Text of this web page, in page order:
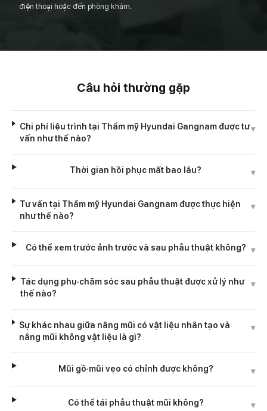
điện thoại hoặc đến phòng khám.
Câu hỏi thường gặp
Chi phí liệu trình tại Thẩm mỹ Hyundai Gangnam được tư
vấn như thế nào?
▾
Thời gian hồi phục mất bao lâu? ▾
Tư vấn tại Thẩm mỹ Hyundai Gangnam được thực hiện
như thế nào?
▾
Có thể xem trước ảnh trước và sau phẫu thuật không? ▾
Tác dụng phụ·chăm sóc sau phẫu thuật được xử lý như
thế nào?
▾
Sự khác nhau giữa nâng mũi có vật liệu nhân tạo và
nâng mũi không vật liệu là gì?
▾
Mũi gồ·mũi vẹo có chỉnh được không? ▾
Có thể tái phẫu thuật mũi không? ▾